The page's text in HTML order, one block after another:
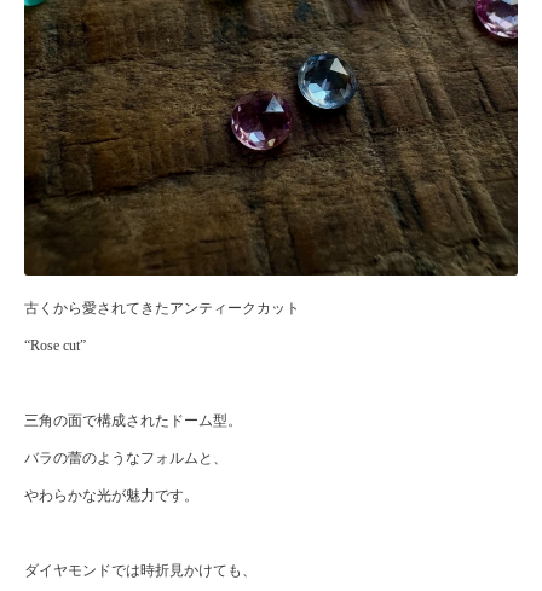
古くから愛されてきたアンティークカット
“Rose cut”
三角の面で構成されたドーム型。
バラの蕾のようなフォルムと、
やわらかな光が魅力です。
ダイヤモンドでは時折見かけても、